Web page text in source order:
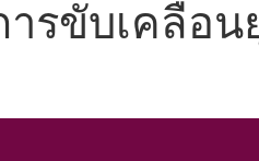
รขับเคลื่อ